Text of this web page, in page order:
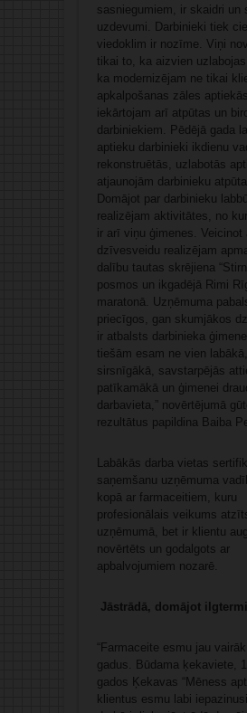
sasniegumiem, ir skaidri un
uzdevumi. Darbinieki tiek
viedoklim ir nozīme. Viņi
tikai to, ka aizvien uzlabojas
ka modernizējam ne tikai
apkalpošanas zāles
iekārtojam arī atpūtas un
darbiniekiem. Pēdējā gada
aptieku darbinieki ikdienu
rekonstruētās, uzlabotās
atjaunojām darbinieku
Domājot par darbinieku
realizējam aktivitātes, no
ir arī viņu ģimenes. Veicinot
dzīvesveidu realizējam
dalību tautas skrējiena
posmos un ikgadējā Rimi
maratonā. Uzņēmuma
priecīgos, gan skumjākos
ir atbalsts darbinieka
tiešām esam ne vien
sirsnīgākā, savstarpējās
patīkamākā un ģimenei
darbavieta,” novērtējumā
rezultātus papildina Baiba
Labākās darba vietas
saņemšanu uzņēmuma
kopā ar farmaceitiem, kuru
profesionālais veikums
uzņēmumā, bet ir klientu
novērtēts un godalgots ar
apbalvojumiem nozarē.
Jāstrādā, domājot
“Farmaceite esmu jau
gadus. Būdama ķekaviete,
gados Ķekavas “Mēness
klientus esmu labi